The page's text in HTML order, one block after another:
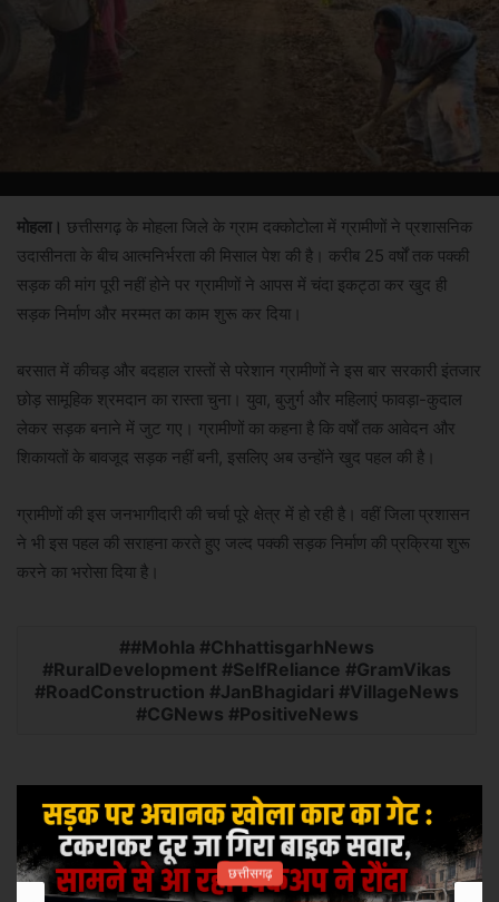
मोहला। छत्तीसगढ़ के मोहला जिले के ग्राम दक्कोटोला में ग्रामीणों ने प्रशासनिक
उदासीनता के बीच आत्मनिर्भरता की मिसाल पेश की है। करीब 25 वर्षों तक पक्की
सड़क की मांग पूरी नहीं होने पर ग्रामीणों ने आपस में चंदा इकट्ठा कर खुद ही
सड़क निर्माण और मरम्मत का काम शुरू कर दिया।
बरसात में कीचड़ और बदहाल रास्तों से परेशान ग्रामीणों ने इस बार सरकारी इंतजार
छोड़ सामूहिक श्रमदान का रास्ता चुना। युवा, बुजुर्ग और महिलाएं फावड़ा-कुदाल
लेकर सड़क बनाने में जुट गए। ग्रामीणों का कहना है कि वर्षों तक आवेदन और
शिकायतों के बावजूद सड़क नहीं बनी, इसलिए अब उन्होंने खुद पहल की है।
ग्रामीणों की इस जनभागीदारी की चर्चा पूरे क्षेत्र में हो रही है। वहीं जिला प्रशासन
ने भी इस पहल की सराहना करते हुए जल्द पक्की सड़क निर्माण की प्रक्रिया शुरू
करने का भरोसा दिया है।
#Mohla #ChhattisgarhNews
#RuralDevelopment #SelfReliance #GramVikas
#RoadConstruction #JanBhagidari #VillageNews
#CGNews #PositiveNews
छत्तीसगढ़